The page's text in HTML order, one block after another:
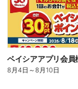
8月4日 ～8月10日